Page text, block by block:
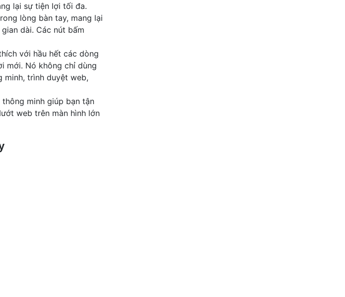
lại sự tiện lợi tối đa.
lòng bàn tay, mang lại
dài. Các nút bấm
với hầu hết các dòng
mới. Nó không chỉ dùng
minh, trình duyệt web,
minh giúp bạn tận
web trên màn hình lớn